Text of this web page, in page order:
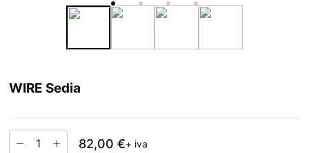
WIRE Sedia
82,00 €+ iva